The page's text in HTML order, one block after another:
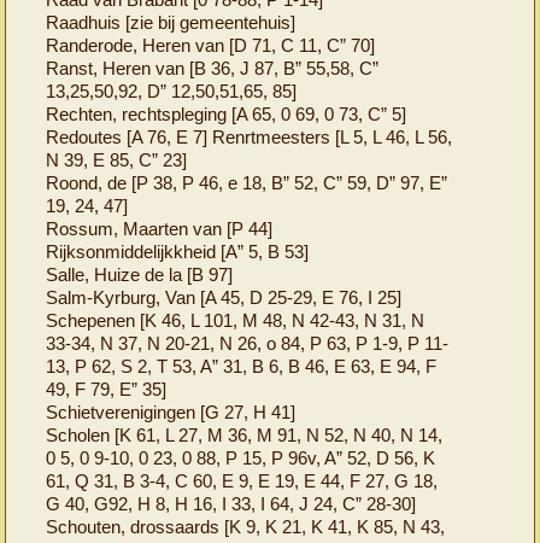
Raadhuis [zie bij gemeentehuis]
Randerode, Heren van [D 71, C 11, C” 70]
Ranst, Heren van [B 36, J 87, B” 55,58, C”
13,25,50,92, D” 12,50,51,65, 85]
Rechten, rechtspleging [A 65, 0 69, 0 73, C” 5]
Redoutes [A 76, E 7] Renrtmeesters [L 5, L 46, L 56,
N 39, E 85, C” 23]
Roond, de [P 38, P 46, e 18, B” 52, C” 59, D” 97, E”
19, 24, 47]
Rossum, Maarten van [P 44]
Rijksonmiddelijkkheid [A” 5, B 53]
Salle, Huize de la [B 97]
Salm-Kyrburg, Van [A 45, D 25-29, E 76, I 25]
Schepenen [K 46, L 101, M 48, N 42-43, N 31, N
33-34, N 37, N 20-21, N 26, o 84, P 63, P 1-9, P 11-
13, P 62, S 2, T 53, A” 31, B 6, B 46, E 63, E 94, F
49, F 79, E” 35]
Schietverenigingen [G 27, H 41]
Scholen [K 61, L 27, M 36, M 91, N 52, N 40, N 14,
0 5, 0 9-10, 0 23, 0 88, P 15, P 96v, A” 52, D 56, K
61, Q 31, B 3-4, C 60, E 9, E 19, E 44, F 27, G 18,
G 40, G92, H 8, H 16, I 33, I 64, J 24, C” 28-30]
Schouten, drossaards [K 9, K 21, K 41, K 85, N 43,